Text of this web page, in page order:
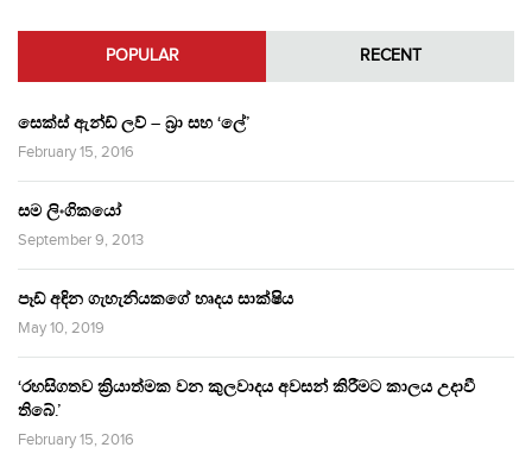
POPULAR RECENT
සෙක්ස් ඇන්ඩ් ලව් – බ්‍රා සහ ‘ලේ’
February 15, 2016
සම ලිංගිකයෝ
September 9, 2013
පෑඩ් අඳින ගැහැනියකගේ හෘදය සාක්ෂිය
May 10, 2019
‘රහසිගතව ක්‍රියාත්මක වන කුලවාදය අවසන් කිරීමට කාලය උදාවී
තිබේ.’
February 15, 2016